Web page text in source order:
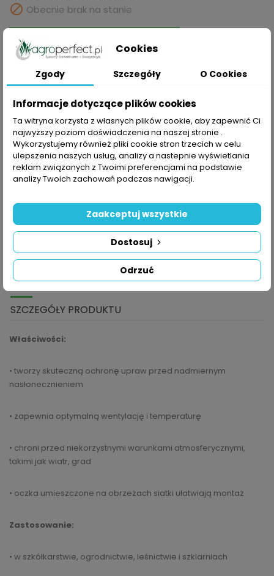
 Obecnie brak na stanie
DODAJ DO KOSZYKA
Polityka prywatności
Składając zamówienie akceptujesz Politykę prywatności
Składając zamówienie akceptujesz Zasady Wysyłki i
Zwrotu
Zasady bezpieczeństwa
Składając zamówienie akceptujesz Regulamin sklepu
SZCZEGÓŁY PRODUKTU
Właściwości:
• tworzy skuteczną ochronę upraw przed nadmiernym
nasłonecznieniem
• zapewnia optymalną wentylację i temperaturę
• chroni przed niekorzystnymi warunkami atmosferycznymi,
takimi jak wiatr, grad
• oczka umieszczone na obrzeżach siatki ułatwiają montaż
Zastosowanie:
• w szkółkarstwie, ogrodnictwie, leśnictwie i szklarniach
Cookies
Zgody Szczegóły O Cookies
Informacje dotyczące plików cookies
Ta witryna korzysta z własnych plików cookie, aby zapewnić Ci
najwyższy poziom doświadczenia na naszej stronie .
Wykorzystujemy również pliki cookie stron trzecich w celu
ulepszenia naszych usług, analizy a nastepnie wyświetlania
reklam związanych z Twoimi preferencjami na podstawie
analizy Twoich zachowań podczas nawigacji.
Odrzuć
Dostosuj
Zaakceptuj wszystkie